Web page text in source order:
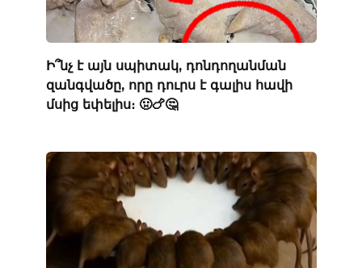
Ի՞նչ է այն սպիտակ, դոնդողանման
զանգվածը, որը դուրս է գալիս հավի
մսից եփելիս։ 🤢🍗🤔